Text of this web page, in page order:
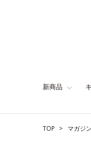
新商品
TOP マガジ